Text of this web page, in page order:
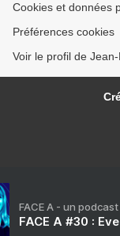
Cookies et données
Préférences cookies
Voir le profil de
FACE A - un
FACE A #30 :